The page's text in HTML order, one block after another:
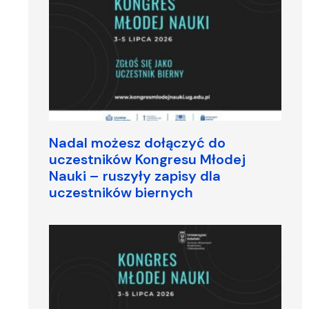
Nadal możesz dołączyć do
uczestników Kongresu Młodej
Nauki – ruszyły zapisy dla
uczestników biernych